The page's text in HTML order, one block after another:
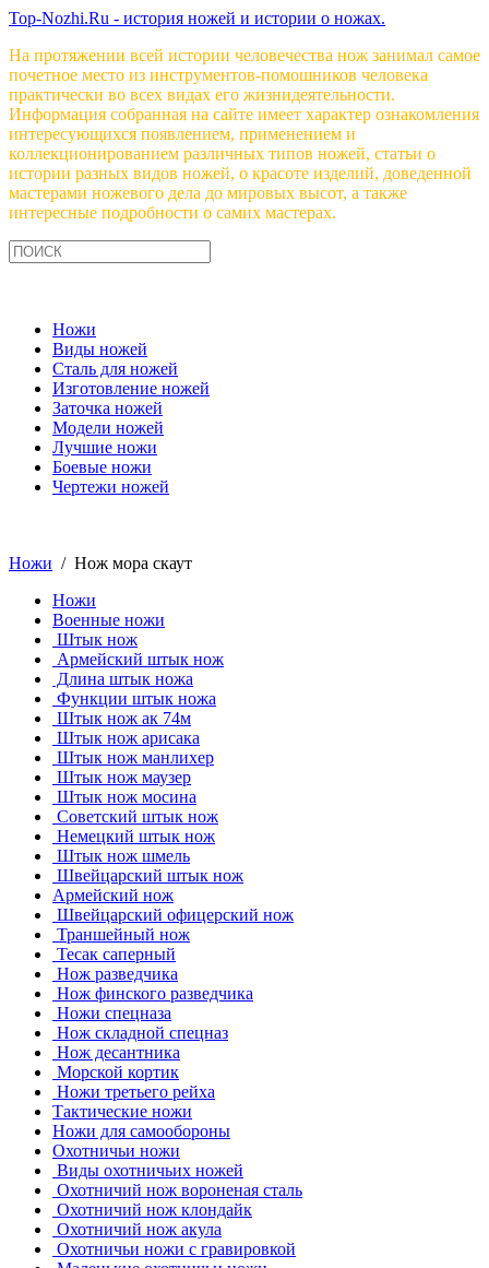
Top-Nozhi.Ru - история ножей и истории о ножах.
На протяжении всей истории человечества нож занимал самое
почетное место из инструментов-помошников человека
практически во всех видах его жизнидеятельности.
Информация собранная на сайте имеет характер ознакомления
интересующихся появлением, применением и
коллекционированием различных типов ножей, статьи о
истории разных видов ножей, о красоте изделий, доведенной
мастерами ножевого дела до мировых высот, а также
интересные подробности о самих мастерах.
Ножи
Виды ножей
Сталь для ножей
Изготовление ножей
Заточка ножей
Модели ножей
Лучшие ножи
Боевые ножи
Чертежи ножей
Ножи / Нож мора скаут
Ножи
Военные ножи
Штык нож
Армейский штык нож
Длина штык ножа
Функции штык ножа
Штык нож ак 74м
Штык нож арисака
Штык нож манлихер
Штык нож маузер
Штык нож мосина
Советский штык нож
Немецкий штык нож
Штык нож шмель
Швейцарский штык нож
Армейский нож
Швейцарский офицерский нож
Траншейный нож
Тесак саперный
Нож разведчика
Нож финского разведчика
Ножи спецназа
Нож складной спецназ
Нож десантника
Морской кортик
Ножи третьего рейха
Тактические ножи
Ножи для самообороны
Охотничьи ножи
Виды охотничьих ножей
Охотничий нож вороненая сталь
Охотничий нож клондайк
Охотничий нож акула
Охотничьи ножи с гравировкой